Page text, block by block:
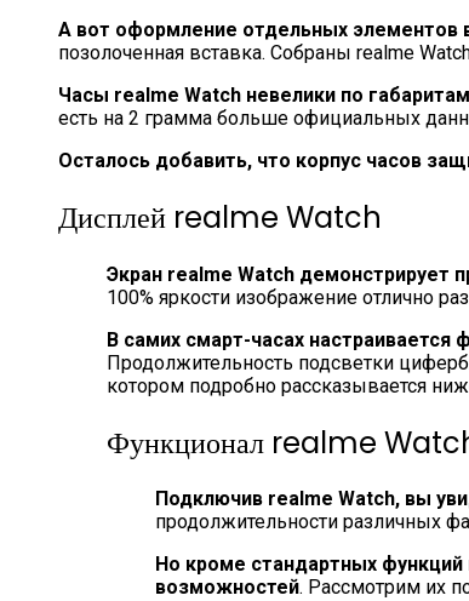
А вот оформление отдельных элементов
позолоченная вставка. Собраны realme
Часы realme Watch невелики по
есть на 2 грамма больше официальных
Осталось добавить, что корпус часов
Дисплей realme Watch
Экран realme Watch демонстрирует
100% яркости изображение отлично
В самих смарт-часах
Продолжительность подсветки
котором подробно рассказывается
Функционал realme
Подключив realme Watch, вы
продолжительности различных
Но кроме стандартных
возможностей. Рассмотрим их